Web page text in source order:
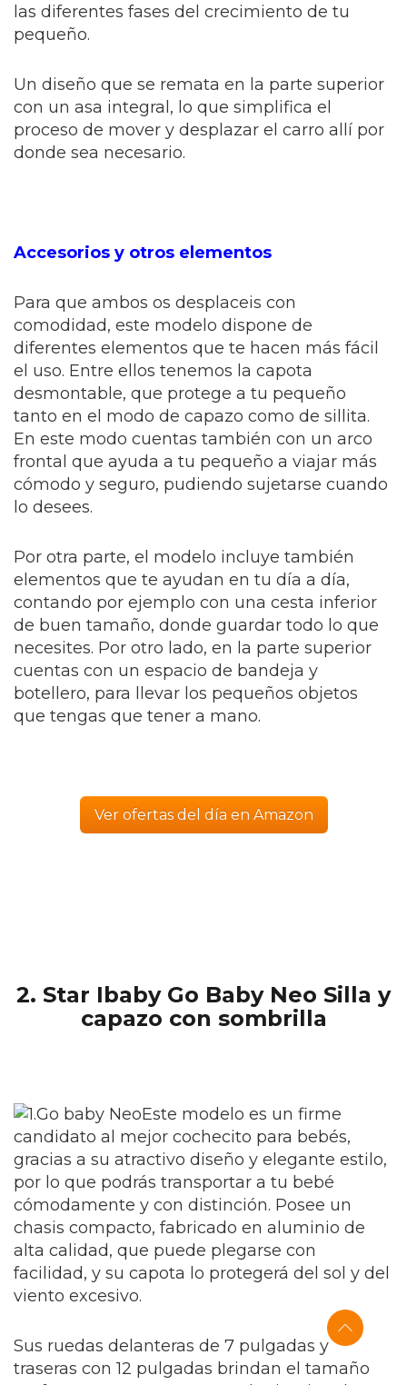
las diferentes fases del crecimiento de tu
pequeño.
Un diseño que se remata en la parte superior
con un asa integral, lo que simplifica el
proceso de mover y desplazar el carro allí por
donde sea necesario.
Accesorios y otros elementos
Para que ambos os desplaceis con
comodidad, este modelo dispone de
diferentes elementos que te hacen más fácil
el uso. Entre ellos tenemos la capota
desmontable, que protege a tu pequeño
tanto en el modo de capazo como de sillita.
En este modo cuentas también con un arco
frontal que ayuda a tu pequeño a viajar más
cómodo y seguro, pudiendo sujetarse cuando
lo desees.
Por otra parte, el modelo incluye también
elementos que te ayudan en tu día a día,
contando por ejemplo con una cesta inferior
de buen tamaño, donde guardar todo lo que
necesites. Por otro lado, en la parte superior
cuentas con un espacio de bandeja y
botellero, para llevar los pequeños objetos
que tengas que tener a mano.
Ver ofertas del día en Amazon
2. Star Ibaby Go Baby Neo Silla y
capazo con sombrilla
Este modelo es un firme
candidato al mejor cochecito para bebés,
gracias a su atractivo diseño y elegante estilo,
por lo que podrás transportar a tu bebé
cómodamente y con distinción. Posee un
chasis compacto, fabricado en aluminio de
alta calidad, que puede plegarse con
facilidad, y su capota lo protegerá del sol y del
viento excesivo.
Sus ruedas delanteras de 7 pulgadas y
traseras con 12 pulgadas brindan el tamaño